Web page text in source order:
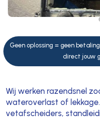
Geen oplossing = geen
direct jouw
Wij werken razendsnel
wateroverlast of
vetafscheiders,